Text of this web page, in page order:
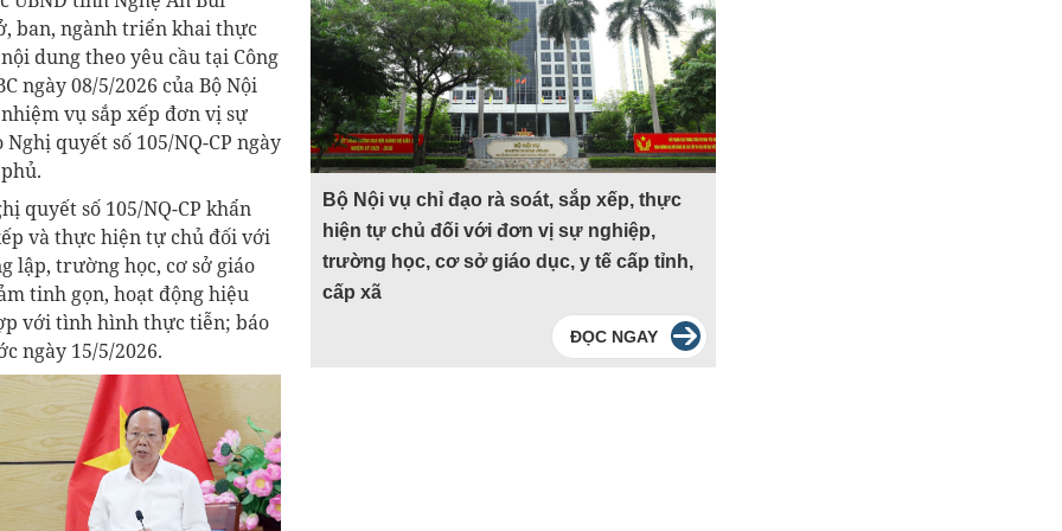
Bộ Nội vụ chỉ đạo rà soát, sắp xếp, thực
hiện tự chủ đối với đơn vị sự nghiệp,
trường học, cơ sở giáo dục, y tế cấp tỉnh,
cấp xã
ĐỌC NGAY
ban, ngành triển khai thực
dung theo yêu cầu tại Công
ngày 08/5/2026 của Bộ Nội
vụ sắp xếp đơn vị sự
quyết số 105/NQ-CP ngày
quyết số 105/NQ-CP khẩn
và thực hiện tự chủ đối với
lập, trường học, cơ sở giáo
tinh gọn, hoạt động hiệu
với tình hình thực tiễn; báo
ngày 15/5/2026.